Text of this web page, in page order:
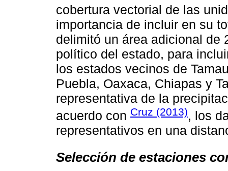
cobertura vectorial de las
importancia de incluir en su
delimitó un área adicional de
político del estado, para
los estados vecinos de
Puebla, Oaxaca, Chiapas y
representativa de la
acuerdo con Cruz (2013), los
representativos en una
Selección de estaciones